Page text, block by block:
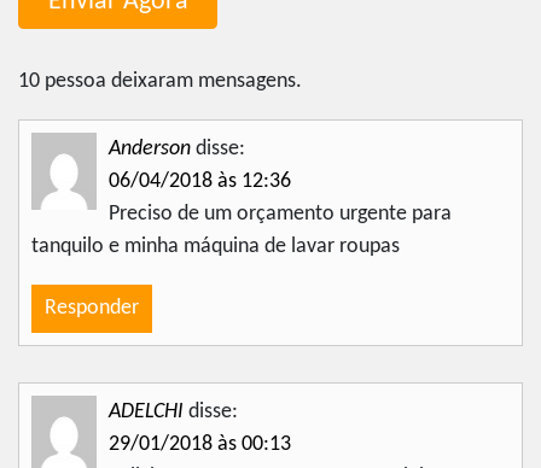
10 pessoa deixaram mensagens.
Anderson disse:
06/04/2018 às 12:36
Preciso de um orçamento urgente para
tanquilo e minha máquina de lavar roupas
Responder
ADELCHI disse:
29/01/2018 às 00:13